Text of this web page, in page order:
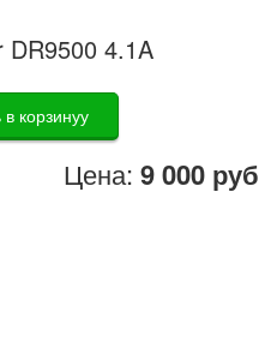
4.1A
корзинуу
Цена: 9 000 руб